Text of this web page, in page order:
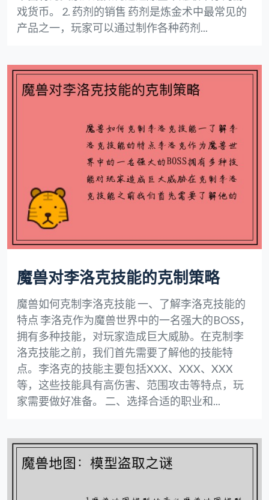
戏货币。 2. 药剂的销售 药剂是炼金术中最常见的
产品之一，玩家可以通过制作各种药剂...
魔兽对李洛克技能的克制策略
魔兽如何克制李洛克技能 一、了解李洛克技能的
特点 李洛克作为魔兽世界中的一名强大的BOSS，
拥有多种技能，对玩家造成巨大威胁。在克制李
洛克技能之前，我们首先需要了解他的技能特
点。李洛克的技能主要包括XXX、XXX、XXX
等，这些技能具有高伤害、范围攻击等特点，玩
家需要做好准备。 二、选择合适的职业和...